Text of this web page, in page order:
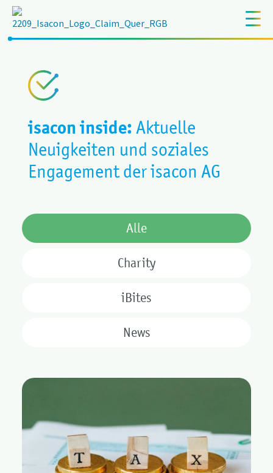
isacon inside: Aktuelle
Neuigkeiten und soziales
Engagement der isacon AG
Alle
Charity
iBites
News